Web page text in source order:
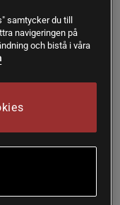
+ Gurkmeja B-
samtycker du till
navigeringen på
och bistå i våra